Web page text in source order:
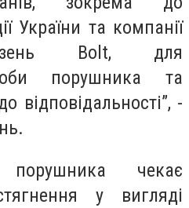
України та компанії
Bolt, для
порушника та
відповідальності”, -
чекає
у вигляді